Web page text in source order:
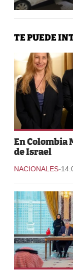
TE PUEDE
En Colombia
de Israel
NACIONALES-